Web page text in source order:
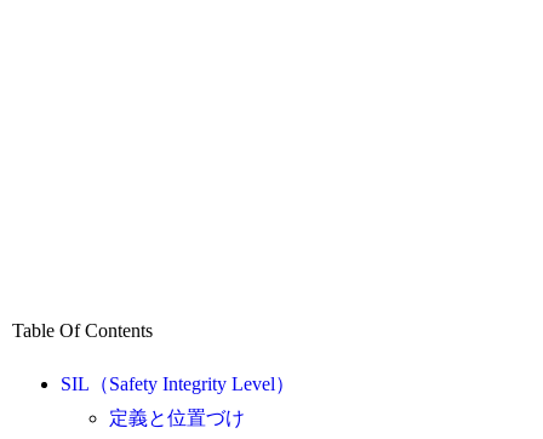
Table Of Contents
SIL（Safety Integrity Level）
定義と位置づけ